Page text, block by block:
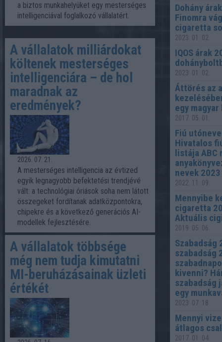
a biztos munkahelyüket egy mesterséges
intelligenciával foglalkozó vállalatért.
A vállalatok milliárdokat
költenek mesterséges
intelligenciára – de hol
maradnak az
eredmények?
2026. 07. 21.
A mesterséges intelligencia az évtized
egyik legnagyobb befektetési trendjévé
vált: a technológiai óriások soha nem látott
összegeket fordítanak adatközpontokra,
chipekre és a következő generációs AI-
modellek fejlesztésére.
A vállalatok többsége
még nem tudja kimutatni
MI-beruházásainak üzleti
értékét
Dohány
Finomra
cigaretta
2023. 01. 02.
IQOS árak
2023. 01. 02.
Áttörés az
egy
2017. 05. 01.
Fiú
Hivatalos
listája ABC
nevek
2022. 11. 09.
Mennyibe
cigaretta
Aktuális
2019. 05. 06.
Szabadság
szabadság
kivenni?
szabadság
egy
2023. 07. 18.
Mennyi
átlagos
2017. 01. 04.